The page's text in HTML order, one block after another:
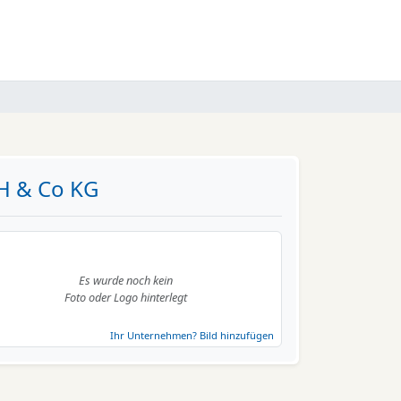
& Co KG
Es wurde noch kein
Foto oder Logo hinterlegt
Ihr Unternehmen? Bild hinzufügen